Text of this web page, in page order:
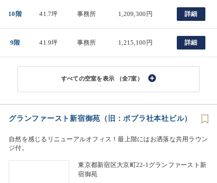
10階 41.7坪 事務所 1,209,300円 詳細
9階 41.9坪 事務所 1,215,100円 詳細
（全7室）
グランファースト新宿御苑（旧：ポプラ社本社ビル）
自然を感じるリニューアルオフィス！最上階にはお洒落な共用ラウン
ジ付。
東京都新宿区大京町22-1グランファースト新
宿御苑